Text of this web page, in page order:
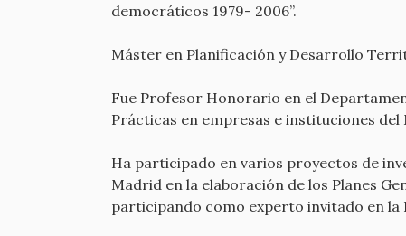
democráticos 1979- 2006”.
Máster en Planificación y Desarrollo
Fue Profesor Honorario en el
Prácticas en empresas e instituciones
Ha participado en varios proyectos de
Madrid en la elaboración de los Planes
participando como experto invitado en la